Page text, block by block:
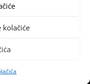
kolačiće